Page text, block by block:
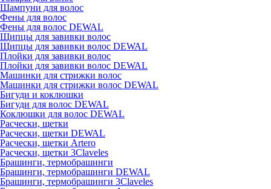
Шампуни для волос
Фены для волос
Фены для волос DEWAL
Щипцы для завивки волос
Щипцы для завивки волос DEWAL
Плойки для завивки волос
Плойки для завивки волос DEWAL
Машинки для стрижки волос
Машинки для стрижки волос DEWAL
Бигуди и коклюшки
Бигуди для волос DEWAL
Коклюшки для волос DEWAL
Расчески, щетки
Расчески, щетки DEWAL
Расчески, щетки Artero
Расчески, щетки 3Claveles
Брашинги, термобрашинги
Брашинги, термобрашинги DEWAL
Брашинги, термобрашинги 3Claveles